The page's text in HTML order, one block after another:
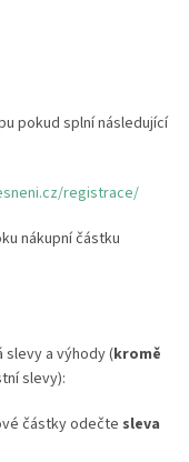
pokud splní následující
registrace/
nákupní částku
slevy a výhody (kromě
slevy):
částky odečte sleva